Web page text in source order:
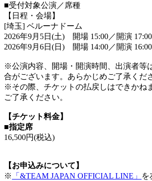
■受付対象公演／席種
【日程・会場】
[埼玉] ベルーナドーム
2026年9月5日(土) 開場 15:00／開演 17:00
2026年9月6日(日) 開場 14:00／開演 16:00
※公演内容、開場・開演時間、出演者等
合がございます。あらかじめご了承くだ
※その際、チケットの払戻しはできかね
ご了承ください。
【チケット料金】
■指定席
16,500円(税込)
【お申込みについて】
※
「&TEAM JAPAN OFFICIAL LINE」
を